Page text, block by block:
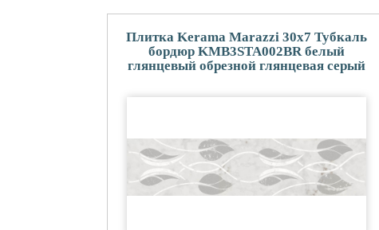
Плитка Kerama Marazzi 30x7 Тубкаль
бордюр KMB3STA002BR белый
глянцевый обрезной глянцевая серый